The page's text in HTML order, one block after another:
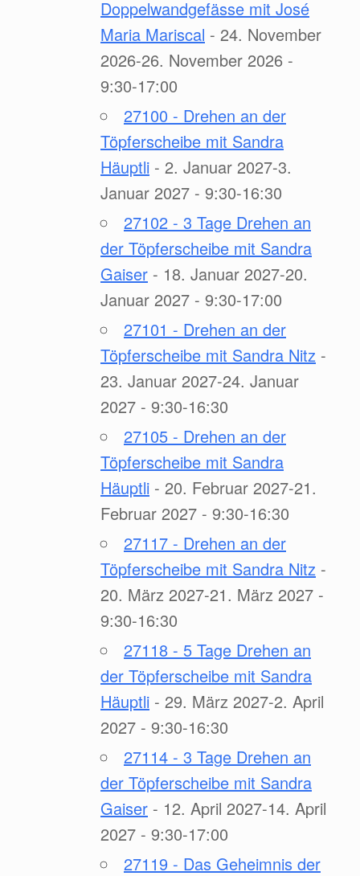
Doppelwandgefässe mit José
Maria Mariscal - 24. November
2026-26. November 2026 -
9:30-17:00
27100 - Drehen an der
Töpferscheibe mit Sandra
Häuptli - 2. Januar 2027-3.
Januar 2027 - 9:30-16:30
27102 - 3 Tage Drehen an
der Töpferscheibe mit Sandra
Gaiser - 18. Januar 2027-20.
Januar 2027 - 9:30-17:00
27101 - Drehen an der
Töpferscheibe mit Sandra Nitz -
23. Januar 2027-24. Januar
2027 - 9:30-16:30
27105 - Drehen an der
Töpferscheibe mit Sandra
Häuptli - 20. Februar 2027-21.
Februar 2027 - 9:30-16:30
27117 - Drehen an der
Töpferscheibe mit Sandra Nitz -
20. März 2027-21. März 2027 -
9:30-16:30
27118 - 5 Tage Drehen an
der Töpferscheibe mit Sandra
Häuptli - 29. März 2027-2. April
2027 - 9:30-16:30
27114 - 3 Tage Drehen an
der Töpferscheibe mit Sandra
Gaiser - 12. April 2027-14. April
2027 - 9:30-17:00
27119 - Das Geheimnis der